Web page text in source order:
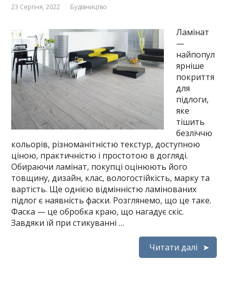
23 Серпня, 2022 Будівництво
Ламінат
—
найпопул
ярніше
покриття
для
підлоги,
яке
тішить
безліччю
кольорів, різноманітністю текстур, доступною
ціною, практичністю і простотою в догляді.
Обираючи ламінат, покупці оцінюють його
товщину, дизайн, клас, вологостійкість, марку та
вартість. Ще однією відмінністю ламінованих
підлог є наявність фаски. Розглянемо, що це таке.
Фаска — це обробка краю, що нагадує скіс.
Завдяки їй при стикуванні …
Читати далі